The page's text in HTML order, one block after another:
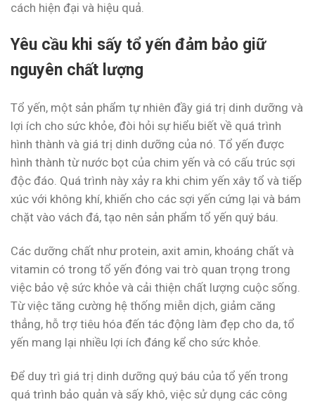
cách hiện đại và hiệu quả.
Yêu cầu khi sấy tổ yến đảm bảo giữ
nguyên chất lượng
Tổ yến, một sản phẩm tự nhiên đầy giá trị dinh dưỡng và
lợi ích cho sức khỏe, đòi hỏi sự hiểu biết về quá trình
hình thành và giá trị dinh dưỡng của nó. Tổ yến được
hình thành từ nước bọt của chim yến và có cấu trúc sợi
độc đáo. Quá trình này xảy ra khi chim yến xây tổ và tiếp
xúc với không khí, khiến cho các sợi yến cứng lại và bám
chặt vào vách đá, tạo nên sản phẩm tổ yến quý báu.
Các dưỡng chất như protein, axit amin, khoáng chất và
vitamin có trong tổ yến đóng vai trò quan trọng trong
việc bảo vệ sức khỏe và cải thiện chất lượng cuộc sống.
Từ việc tăng cường hệ thống miễn dịch, giảm căng
thẳng, hỗ trợ tiêu hóa đến tác động làm đẹp cho da, tổ
yến mang lại nhiều lợi ích đáng kể cho sức khỏe.
Để duy trì giá trị dinh dưỡng quý báu của tổ yến trong
quá trình bảo quản và sấy khô, việc sử dụng các công